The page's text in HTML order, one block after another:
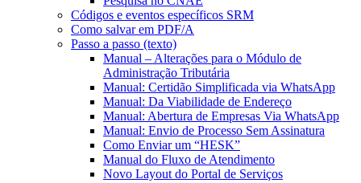
Códigos e eventos específicos SRM
Como salvar em PDF/A
Passo a passo (texto)
Manual – Alterações para o Módulo de
Administração Tributária
Manual: Certidão Simplificada via WhatsApp
Manual: Da Viabilidade de Endereço
Manual: Abertura de Empresas Via WhatsApp
Manual: Envio de Processo Sem Assinatura
Como Enviar um “HESK”
Manual do Fluxo de Atendimento
Novo Layout do Portal de Serviços